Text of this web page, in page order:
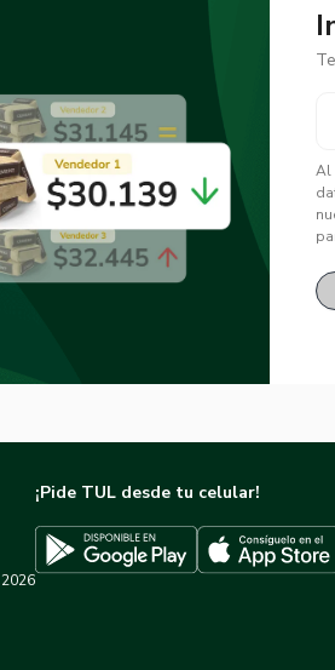
Al
2026
¡Pide TUL desde tu celular!
Descargar TUL en Google PlayDescargar TUL